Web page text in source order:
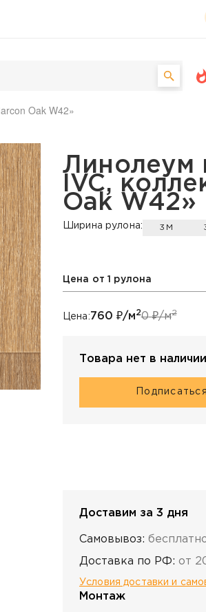
Oak W42»
Линолеум
IVC,
Oak W42»
Ширина рулона: 3М
Цена от 1 рулона
Цена: 760 ₽/м20₽/м2
Товара нет в наличии
Подписаться
Доставим за 3 дня
Самовывоз:
Доставка по РФ: от
Условия доставки и
Монтаж